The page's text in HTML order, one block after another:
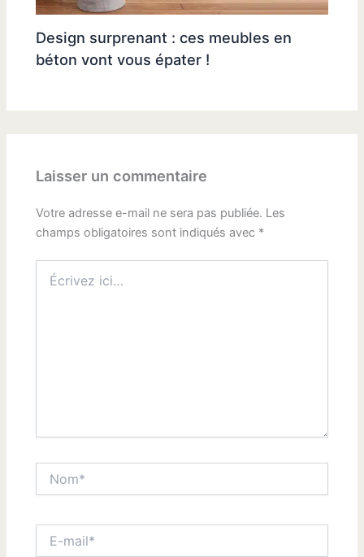
Design surprenant : ces meubles en
béton vont vous épater !
Laisser un commentaire
Votre adresse e-mail ne sera pas publiée. Les
champs obligatoires sont indiqués avec *
ici…
mail*